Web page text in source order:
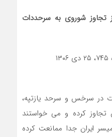
تجاوز شوروی به سرحددات
را پرت در سرخس و سرحد یازتپه،
تجاوز کرده و می خواستند
ایران جدا ممانعت کرده